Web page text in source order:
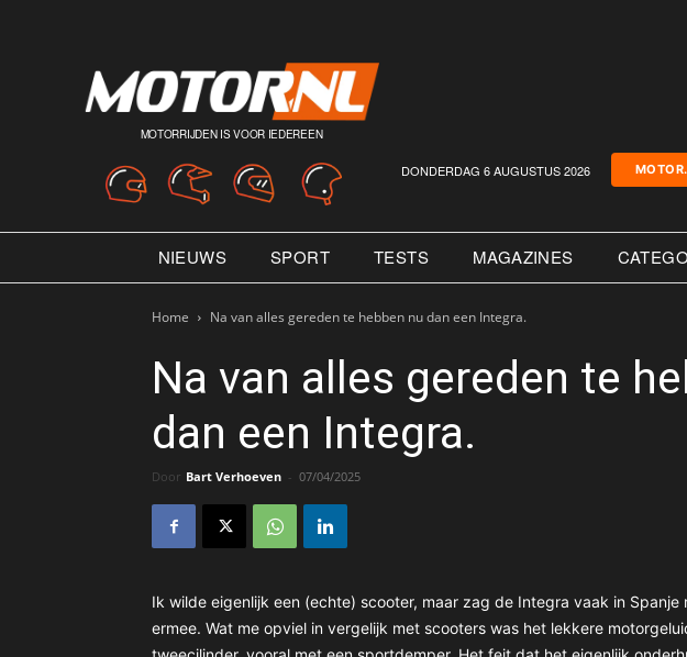
MOTORRIJDEN IS VOOR IEDEREEN
DONDERDAG 6 AUGUSTUS 2026
NIEUWS SPORT TESTS MAGAZINES
Home Na van alles gereden te hebben nu dan een Integra.
Na van alles gereden te
dan een Integra.
Door Bart Verhoeven - 07/04/2025
Ik wilde eigenlijk een (echte) scooter, maar zag de Integra vaak in
ermee. Wat me opviel in vergelijk met scooters was het lekkere